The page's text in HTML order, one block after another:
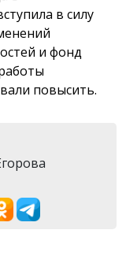
в силу
и фонд
повысить.